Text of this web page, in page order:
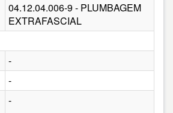
04.12.04.006-9 - PLUMBAGEM
EXTRAFASCIAL
-
-
-